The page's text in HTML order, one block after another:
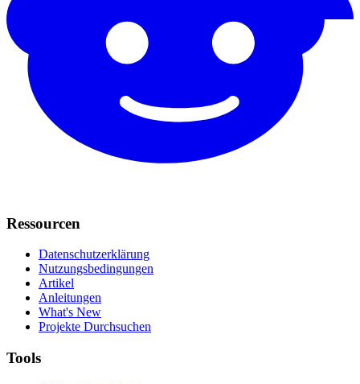
Ressourcen
Datenschutzerklärung
Nutzungsbedingungen
Artikel
Anleitungen
What's New
Projekte Durchsuchen
Tools